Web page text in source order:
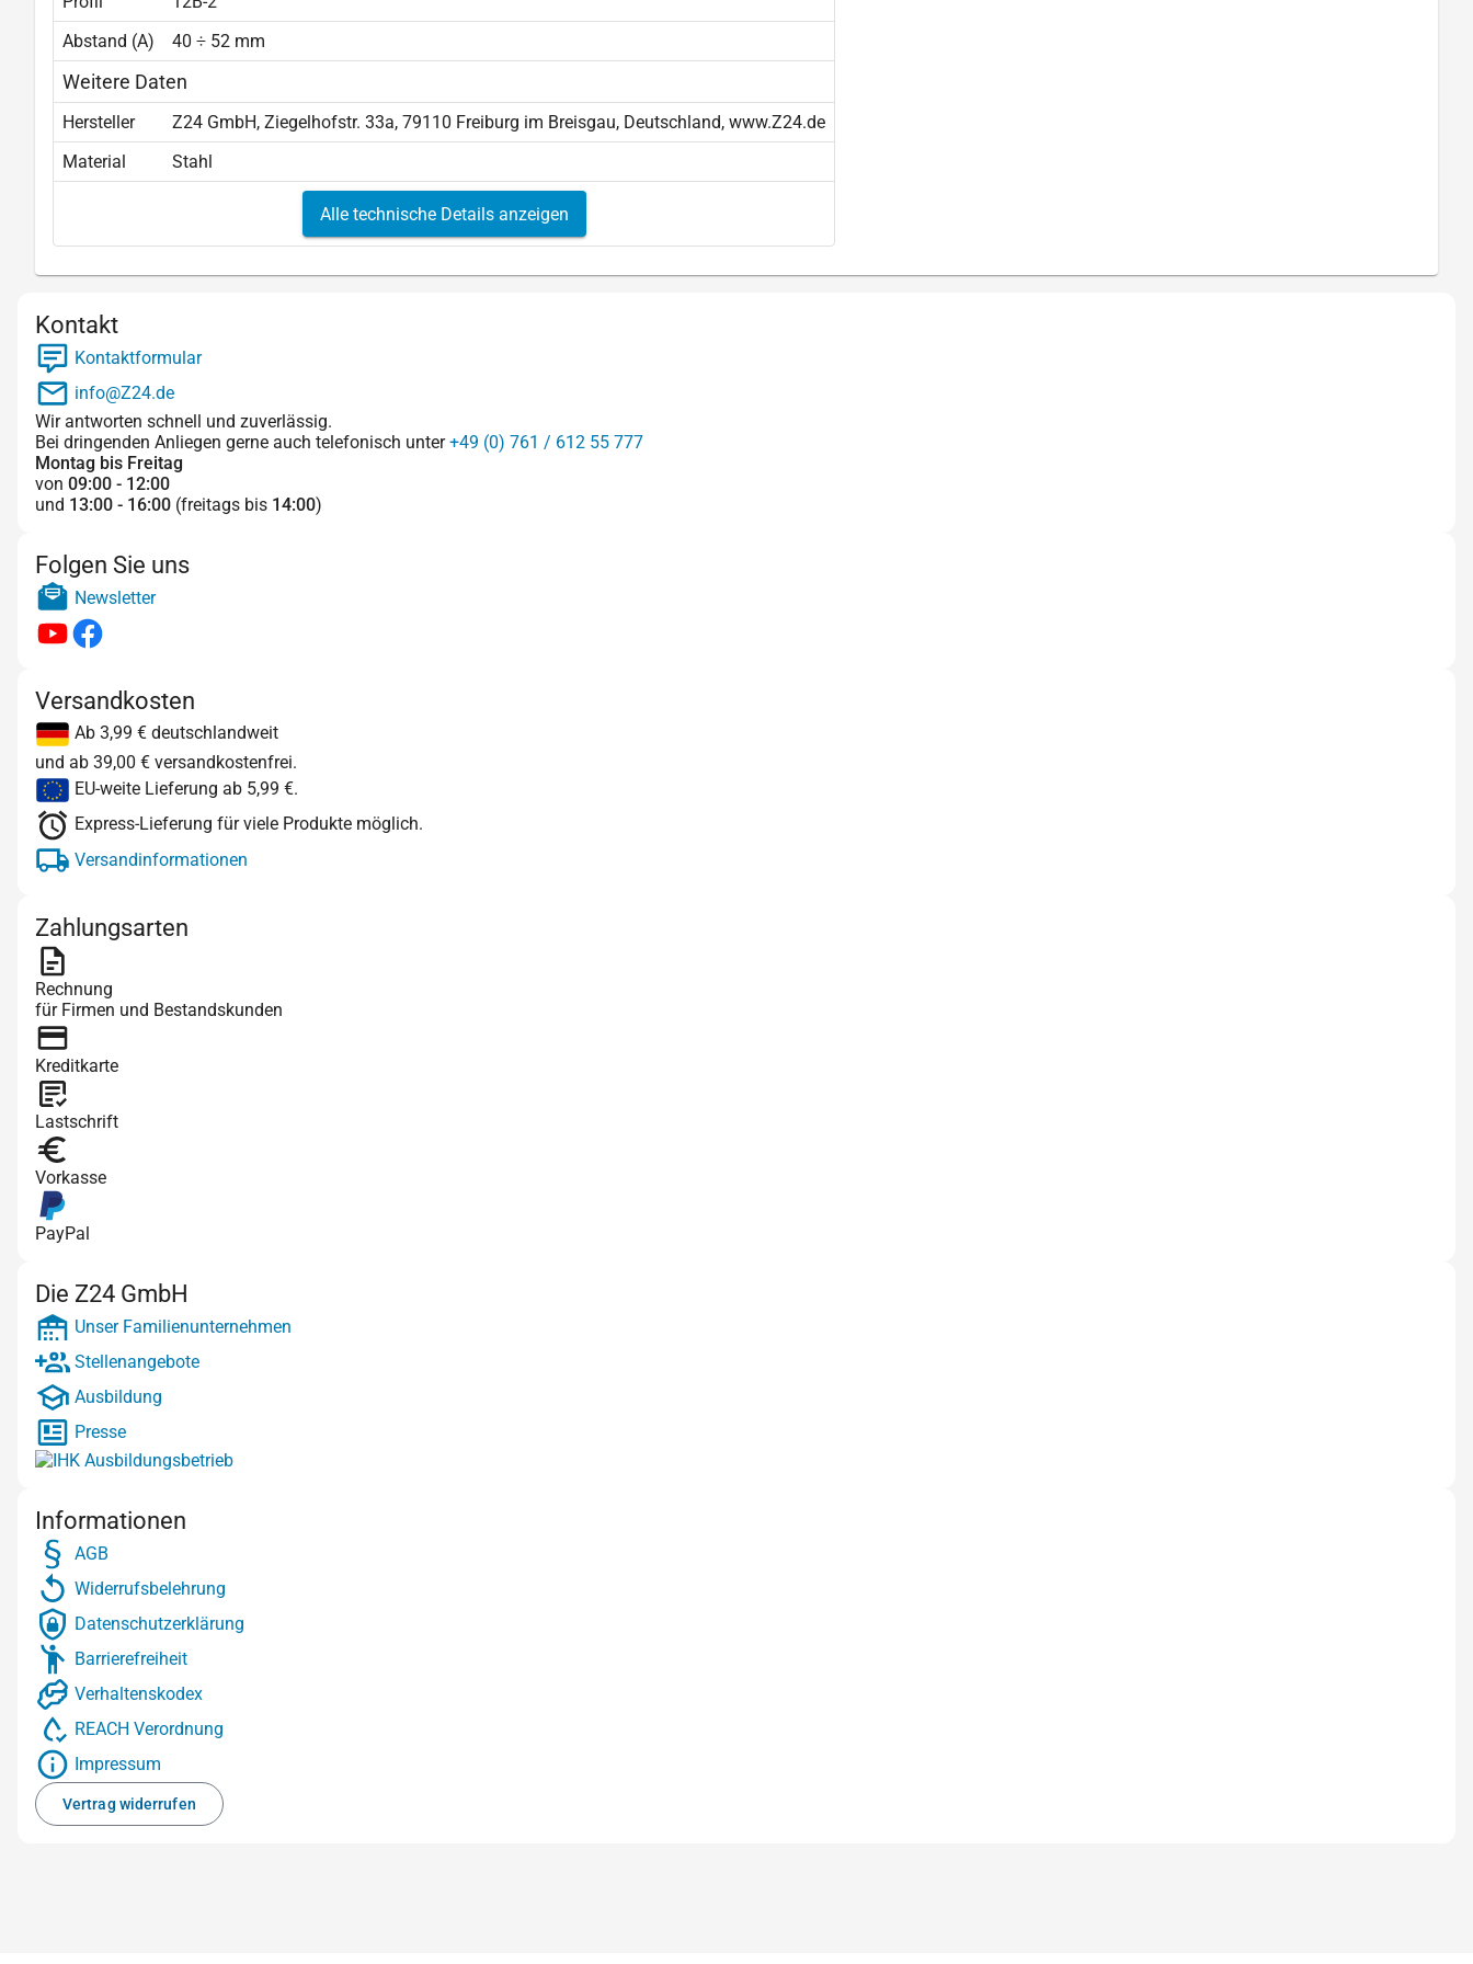
Abstand (A)
40 ÷ 52 mm
Weitere Daten
Hersteller
Z24 GmbH, Ziegelhofstr. 33a, 79110 Freiburg im Breisgau, Deutschland, www.Z24.de
Material
Stahl
Alle technische Details anzeigen
Kontakt
Kontaktformular
info@Z24.de
Wir antworten schnell und zuverlässig.
Bei dringenden Anliegen gerne auch telefonisch unter+49 (0) 761 / 612 55 777
Montag bis Freitag
von 09:00 - 12:00
und 13:00 - 16:00 (freitags bis 14:00)
Folgen Sie uns
Newsletter
Versandkosten
Ab 3,99 € deutschlandweit
und ab 39,00 € versandkostenfrei.
EU-weite Lieferung ab 5,99 €.
Express-Lieferung für viele Produkte möglich.
Versandinformationen
Zahlungsarten
Rechnung
für Firmen und Bestandskunden
Kreditkarte
Lastschrift
Vorkasse
PayPal
Die Z24 GmbH
Unser Familienunternehmen
Stellenangebote
Ausbildung
Presse
Informationen
AGB
Widerrufsbelehrung
Datenschutzerklärung
Barrierefreiheit
Verhaltenskodex
REACH Verordnung
Impressum
Vertrag widerrufen